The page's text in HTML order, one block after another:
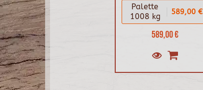
589,00 €
Palette
1008 kg
589,00 €